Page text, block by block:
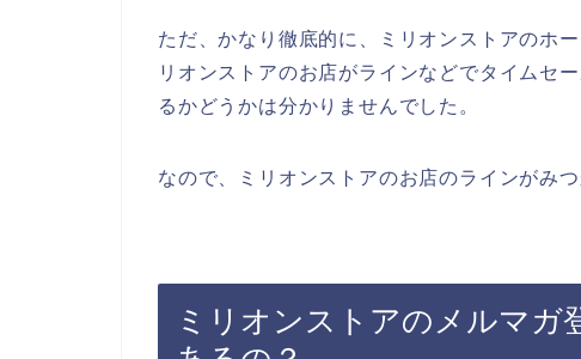
ただ、かなり徹底的に、ミリオンストアのホ
リオンストアのお店がラインなどでタイムセ
るかどうかは分かりませんでした。
なので、ミリオンストアのお店のラインがみ
ミリオンストアのメルマガ